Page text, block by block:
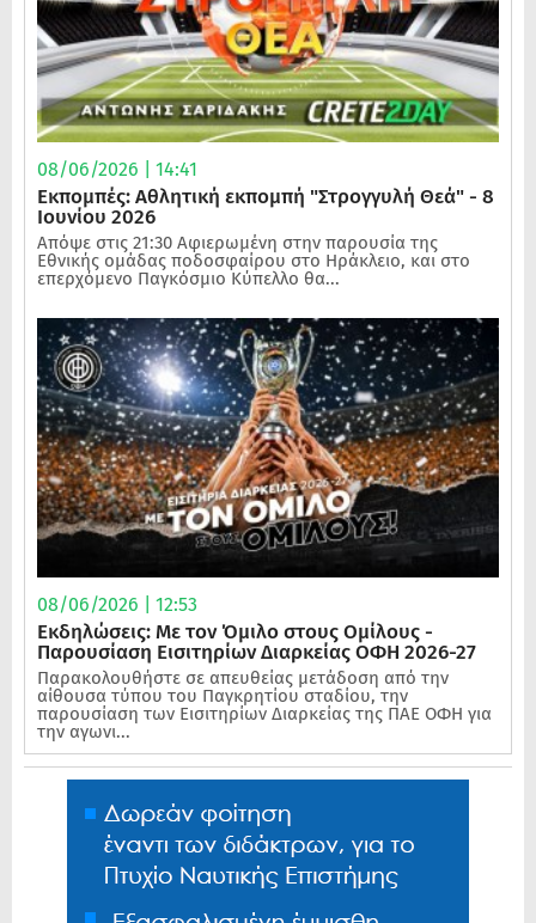
08/06/2026 | 14:41
Εκπομπές: Αθλητική εκπομπή "Στρογγυλή Θεά" - 8
Ιουνίου 2026
Απόψε στις 21:30 Αφιερωμένη στην παρουσία της
Εθνικής ομάδας ποδοσφαίρου στο Ηράκλειο, και στο
επερχόμενο Παγκόσμιο Κύπελλο θα...
08/06/2026 | 12:53
Εκδηλώσεις: Με τον Όμιλο στους Ομίλους -
Παρουσίαση Εισιτηρίων Διαρκείας ΟΦΗ 2026-27
Παρακολουθήστε σε απευθείας μετάδοση από την
αίθουσα τύπου του Παγκρητίου σταδίου, την
παρουσίαση των Εισιτηρίων Διαρκείας της ΠΑΕ ΟΦΗ για
την αγωνι...